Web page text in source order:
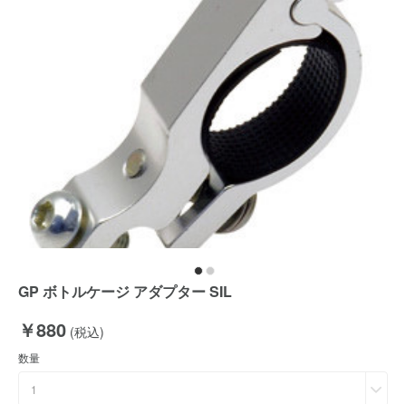
GP ボトルケージ アダプター SIL
￥880 (税込)
数量
1